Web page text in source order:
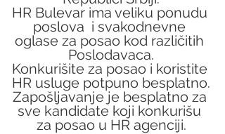
HR Bulevar ima veliku ponudu
poslova  i svakodnevne
oglase za posao kod različitih
Poslodavaca.
Konkurišite za posao i koristite
HR usluge potpuno besplatno.
Zapošljavanje je besplatno za
sve kandidate koji konkurišu
za posao u HR agenciji.